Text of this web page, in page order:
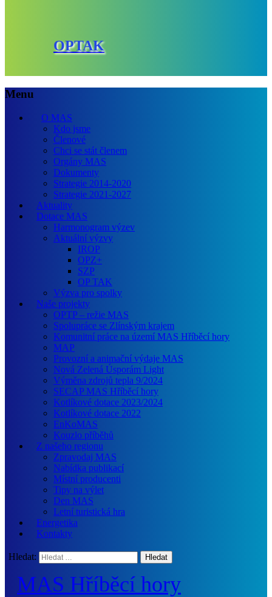
OPTAK
Menu
O MAS
Kdo jsme
Členové
Chci se stát členem
Orgány MAS
Dokumenty
Strategie 2014-2020
Strategie 2021-2027
Aktuality
Dotace MAS
Harmonogram výzev
Aktuální výzvy
IROP
OPZ+
SZP
OP TAK
Výzva pro spolky
Naše projekty
OPTP – režie MAS
Spolupráce se Zlínským krajem
Komunitní práce na území MAS Hříběcí hory
MAP
Provozní a animační výdaje MAS
Nová Zelená Úsporám Light
Výměna zdrojů tepla 9/2024
SECAP MAS Hříběcí hory
Kotlíkové dotace 2023/2024
Kotlíkové dotace 2022
EnKoMAS
Kouzlo příběhů
Z našeho regionu
Zpravodaj MAS
Nabídka publikací
Místní producenti
Tipy na výlet
Den MAS
Letní turistická hra
Energetika
Kontakty
Hledat:
MAS Hříběcí hory